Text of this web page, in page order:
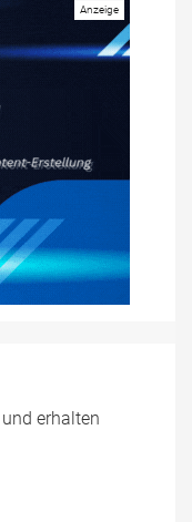
erhalten